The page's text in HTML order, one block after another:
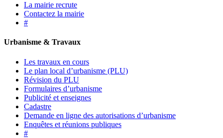
La mairie recrute
Contactez la mairie
#
Urbanisme & Travaux
Les travaux en cours
Le plan local d’urbanisme (PLU)
Révision du PLU
Formulaires d’urbanisme
Publicité et enseignes
Cadastre
Demande en ligne des autorisations d’urbanisme
Enquêtes et réunions publiques
#